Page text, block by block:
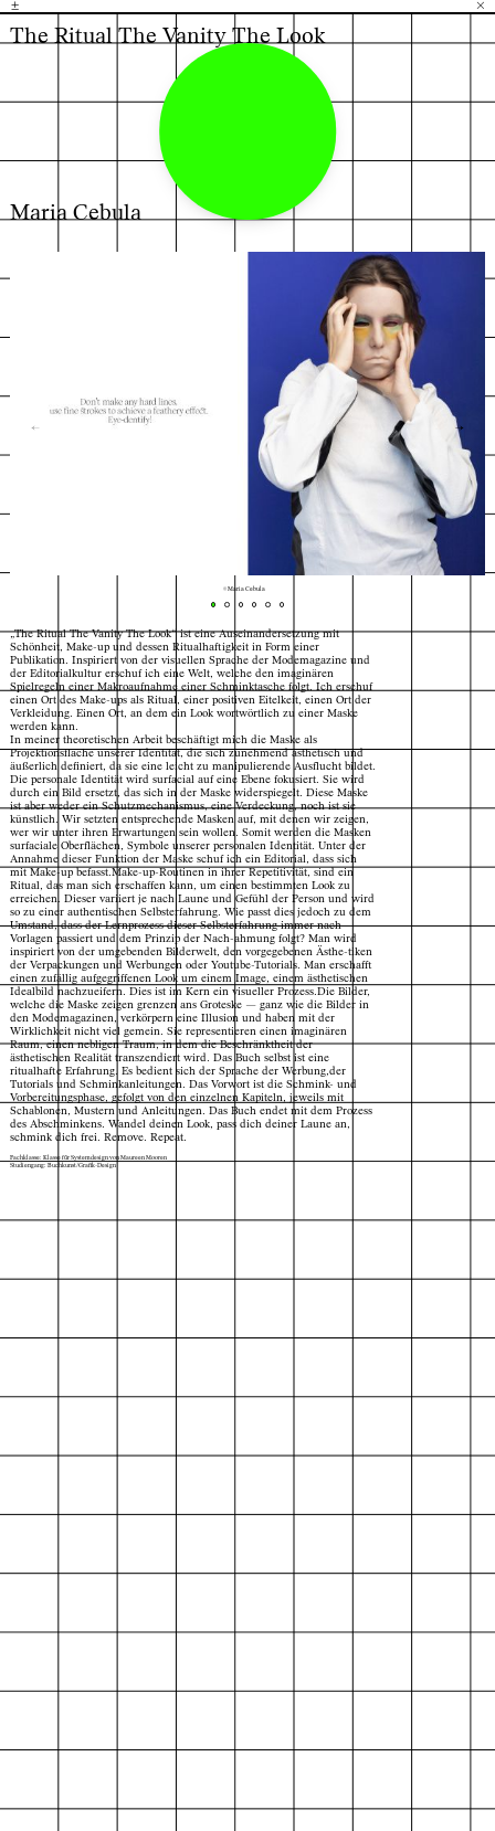
± ×
The Ritual The Vanity The Look
Maria Cebula
© Maria Cebula
→
←
„The Ritual The Vanity The Look“ ist eine Auseinandersetzung mit
Schönheit, Make-up und dessen Ritualhaftigkeit in Form einer
Publikation. Inspiriert von der visuellen Sprache der Modemagazine und
der Editorialkultur erschuf ich eine Welt, welche den imaginären
Spielregeln einer Makroaufnahme einer Schminktasche folgt. Ich erschuf
einen Ort des Make-ups als Ritual, einer positiven Eitelkeit, einen Ort der
Verkleidung. Einen Ort, an dem ein Look wortwörtlich zu einer Maske
werden kann.
In meiner theoretischen Arbeit beschäftigt mich die Maske als
Projektionsfläche unserer Identität, die sich zunehmend ästhetisch und
äußerlich definiert, da sie eine leicht zu manipulierende Ausflucht bildet.
Die personale Identität wird surfacial auf eine Ebene fokusiert. Sie wird
durch ein Bild ersetzt, das sich in der Maske widerspiegelt. Diese Maske
ist aber weder ein Schutzmechanismus, eine Verdeckung, noch ist sie
künstlich. Wir setzten entsprechende Masken auf, mit denen wir zeigen,
wer wir unter ihren Erwartungen sein wollen. Somit werden die Masken
surfaciale Oberflächen, Symbole unserer personalen Identität. Unter der
Annahme dieser Funktion der Maske schuf ich ein Editorial, dass sich
mit Make-up befasst.Make-up-Routinen in ihrer Repetitivität, sind ein
Ritual, das man sich erschaffen kann, um einen bestimmten Look zu
erreichen. Dieser variiert je nach Laune und Gefühl der Person und wird
so zu einer authentischen Selbsterfahrung. Wie passt dies jedoch zu dem
Umstand, dass der Lernprozess dieser Selbsterfahrung immer nach
Vorlagen passiert und dem Prinzip der Nach-ahmung folgt? Man wird
inspiriert von der umgebenden Bilderwelt, den vorgegebenen Ästhe-tiken
der Verpackungen und Werbungen oder Youtube-Tutorials. Man erschafft
einen zufällig aufgegriffenen Look um einem Image, einem ästhetischen
Idealbild nachzueifern. Dies ist im Kern ein visueller Prozess.Die Bilder,
welche die Maske zeigen grenzen ans Groteske — ganz wie die Bilder in
den Modemagazinen, verkörpern eine Illusion und haben mit der
Wirklichkeit nicht viel gemein. Sie representieren einen imaginären
Raum, einen nebligen Traum, in dem die Beschränktheit der
ästhetischen Realität transzendiert wird. Das Buch selbst ist eine
ritualhafte Erfahrung. Es bedient sich der Sprache der Werbung,der
Tutorials und Schminkanleitungen. Das Vorwort ist die Schmink- und
Vorbereitungsphase, gefolgt von den einzelnen Kapiteln, jeweils mit
Schablonen, Mustern und Anleitungen. Das Buch endet mit dem Prozess
des Abschminkens. Wandel deinen Look, pass dich deiner Laune an,
schmink dich frei. Remove. Repeat.
Fachklasse: Klasse für Systemdesign von Maureen Mooren
Studiengang: Buchkunst/Grafik-Design
H B
Index Karte